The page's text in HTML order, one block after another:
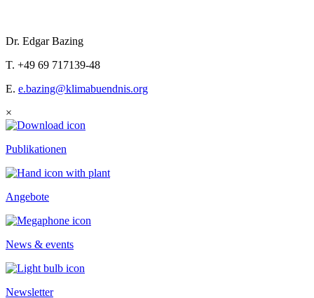
Dr. Edgar Bazing
T. +49 69 717139-48
E. e.bazing@klimabuendnis.org
×
Publikationen
Angebote
News & events
Newsletter